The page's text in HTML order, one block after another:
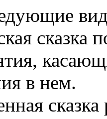
сказка
в нем.